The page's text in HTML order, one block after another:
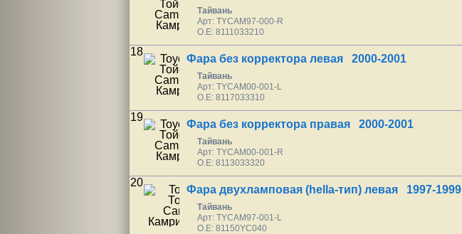
Тайвань
Арт: TYCAM97-000-R
O.E: 8111033210
18
Фара без корректора левая 2000-2001
Тайвань
Арт: TYCAM00-001-L
O.E: 8117033310
19
Фара без корректора правая 2000-2001
Тайвань
Арт: TYCAM00-001-R
O.E: 8113033320
20
Фара двухламповая (hella-тип) левая 1997-1999
Тайвань
Арт: TYCAM97-001-L
O.E: 81150YC040